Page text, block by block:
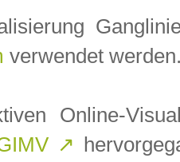
verwendet
Online-
↗